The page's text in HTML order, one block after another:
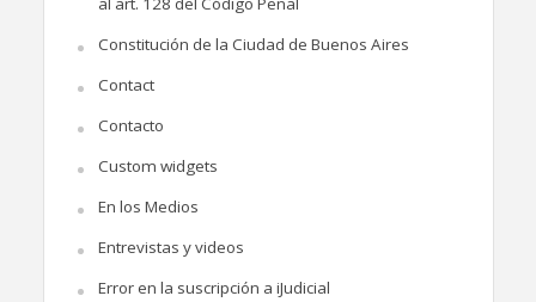
Constitución de la Ciudad de Buenos Aires
Contact
Contacto
Custom widgets
En los Medios
Entrevistas y videos
Error en la suscripción a iJudicial